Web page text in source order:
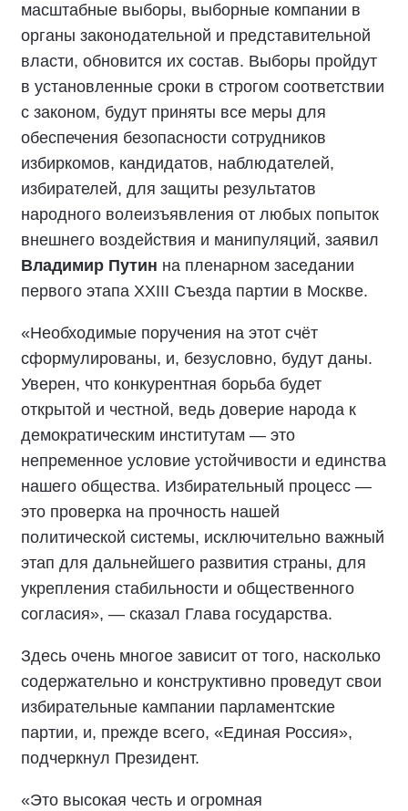
масштабные выборы, выборные компании в
органы законодательной и представительной
власти, обновится их состав. Выборы пройдут
в установленные сроки в строгом соответствии
с законом, будут приняты все меры для
обеспечения безопасности сотрудников
избиркомов, кандидатов, наблюдателей,
избирателей, для защиты результатов
народного волеизъявления от любых попыток
внешнего воздействия и манипуляций, заявил
Владимир Путин на пленарном заседании
первого этапа XXIII Съезда партии в Москве.
«Необходимые поручения на этот счёт
сформулированы, и, безусловно, будут даны.
Уверен, что конкурентная борьба будет
открытой и честной, ведь доверие народа к
демократическим институтам — это
непременное условие устойчивости и единства
нашего общества. Избирательный процесс —
это проверка на прочность нашей
политической системы, исключительно важный
этап для дальнейшего развития страны, для
укрепления стабильности и общественного
согласия», — сказал Глава государства.
Здесь очень многое зависит от того, насколько
содержательно и конструктивно проведут свои
избирательные кампании парламентские
партии, и, прежде всего, «Единая Россия»,
подчеркнул Президент.
«Это высокая честь и огромная